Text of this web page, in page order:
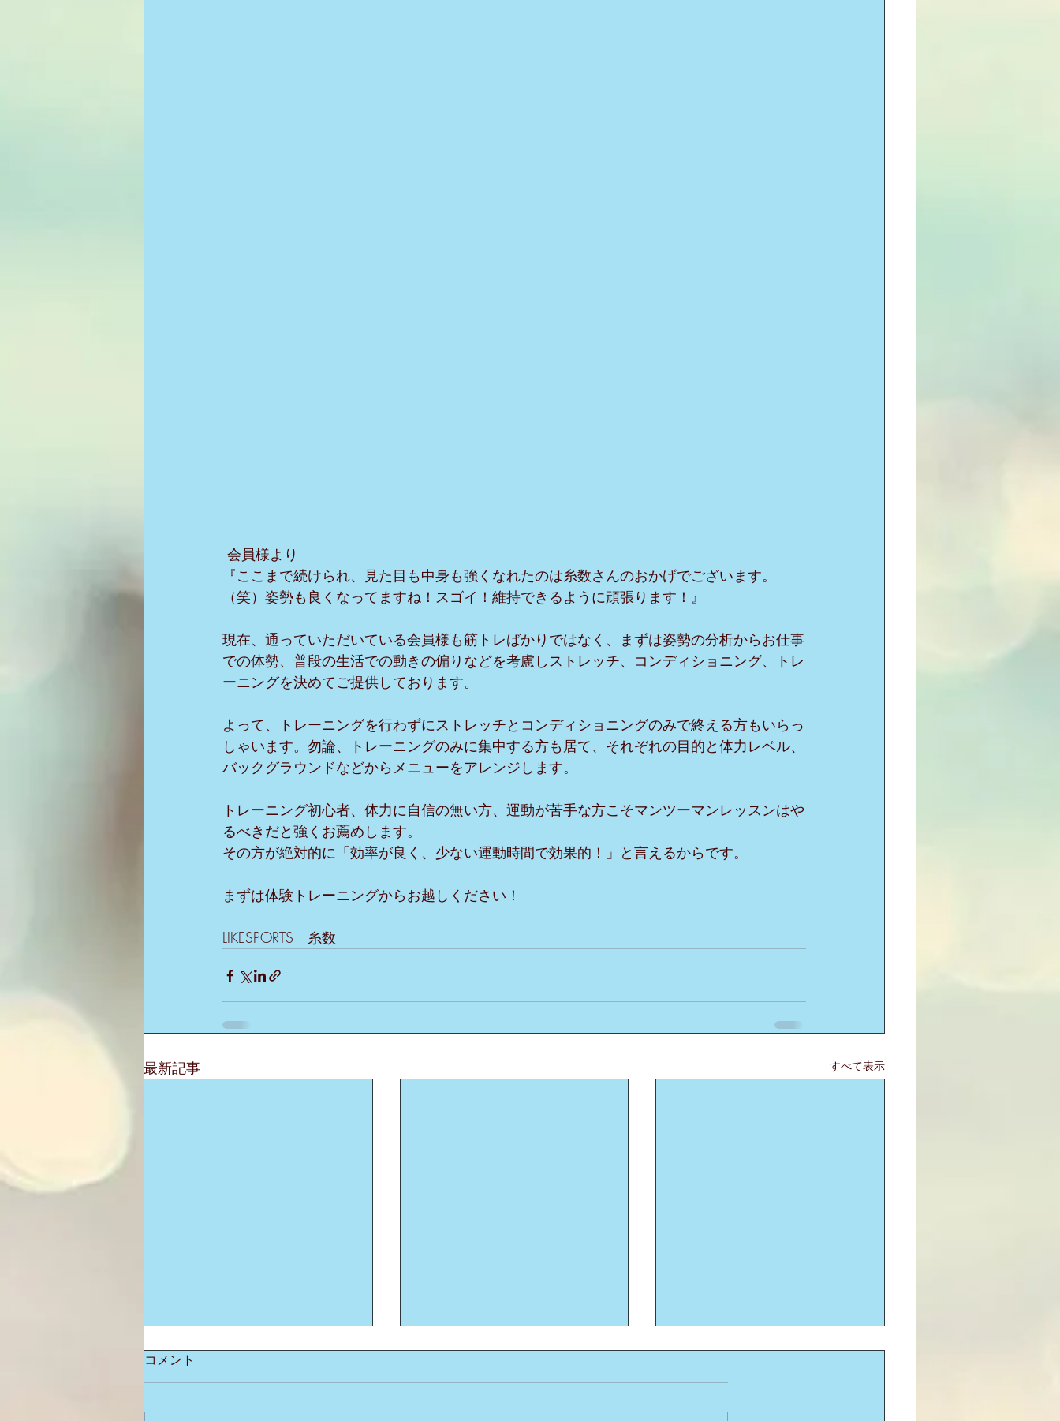
会員様より
『ここまで続けられ、見た目も中身も強くなれたのは糸数さんのおかげでございます。
（笑）姿勢も良くなってますね！スゴイ！維持できるように頑張ります！』
現在、通っていただいている会員様も筋トレばかりではなく、まずは姿勢の分析からお仕事
での体勢、普段の生活での動きの偏りなどを考慮しストレッチ、コンディショニング、トレ
ーニングを決めてご提供しております。
よって、トレーニングを行わずにストレッチとコンディショニングのみで終える方もいらっ
しゃいます。勿論、トレーニングのみに集中する方も居て、それぞれの目的と体力レベル、
バックグラウンドなどからメニューをアレンジします。
トレーニング初心者、体力に自信の無い方、運動が苦手な方こそマンツーマンレッスンはや
るべきだと強くお薦めします。
その方が絶対的に「効率が良く、少ない運動時間で効果的！」と言えるからです。
まずは体験トレーニングからお越しください！
LIKESPORTS　糸数
最新記事 すべて表示
コメント